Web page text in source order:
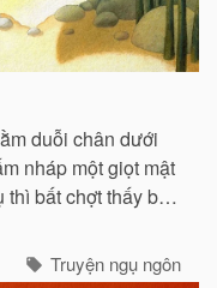
duỗi chân dưới
nháp một giọt mật
bất chợt thấy bác
Truyện ngụ ngôn